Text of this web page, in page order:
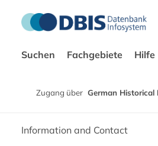
Suchen Fachgebiete Hilfe
Zugang über German Historical
Information and Contact